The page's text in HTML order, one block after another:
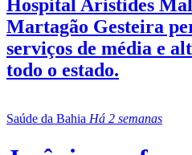
Hospital Aristides
Martagão Gesteira
serviços de média e
todo o estado.
Saúde da Bahia Há 2 semanas